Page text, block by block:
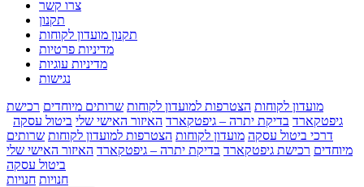
צרו קשר
תקנון
תקנון מועדון לקוחות
מדיניות פרטיות
מדיניות עוגיות
נגישות
מועדון לקוחות הצטרפות למועדון לקוחות שרותים מיוחדים רכישת
גיפטקארד בדיקת יתרה – גיפטקארד האיזור האישי שלי ביטול עסקה
דרכי ביטול עסקה מועדון לקוחות הצטרפות למועדון לקוחות שרותים
מיוחדים רכישת גיפטקארד בדיקת יתרה – גיפטקארד האיזור האישי שלי
ביטול עסקה
חנויות חנויות